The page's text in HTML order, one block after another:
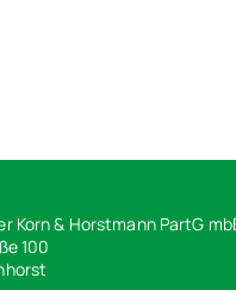
Korn & Horstmann PartG
100